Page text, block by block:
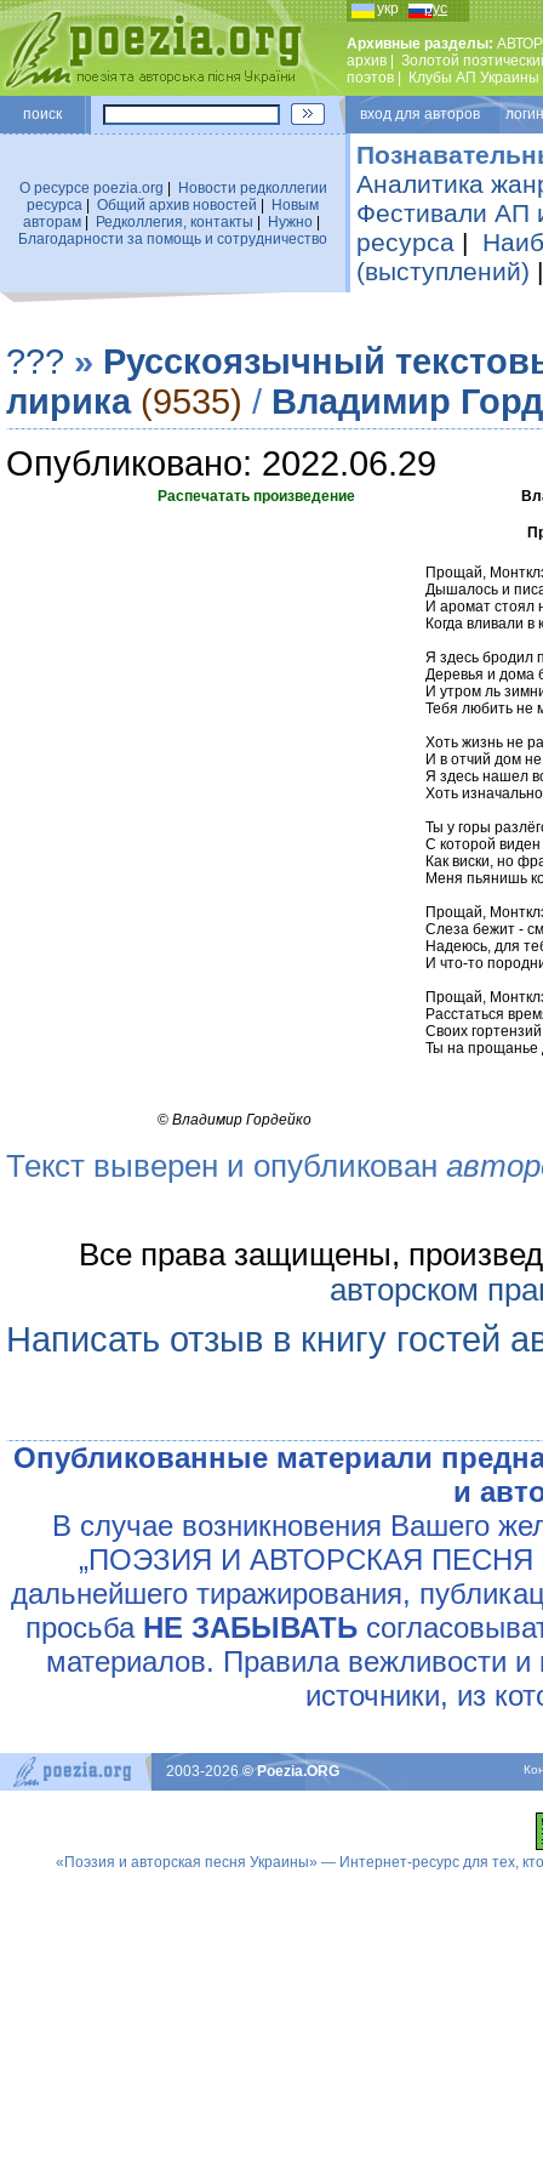
укр рус
Архивные разделы:
архив
Золотой
поэтов
Клубы АП Украины
поиск вход для авторов
О ресурсе poezia.org
Новости редколлегии
ресурса
Общий архив новостей
Новым
авторам| Редколлегия, контакты Нужно|
Благодарности за помощь и сотрудничество
Аналитика
Фестивали АП
ресурса |
(выступлений)
??? » Русскоязычный
лирика (9535) / Владимир
Опубликовано: 2022.06.29
Распечатать произведение
Прощай,
Дышалось и
И аромат стоял
Когда вливали
Я здесь бродил
Деревья и дома
И утром ль
Тебя любить не
Хоть жизнь не
И в отчий дом
Я здесь нашел
Хоть
Ты у горы
С которой
Как виски, но
Меня пьянишь
Прощай,
Слеза бежит -
Надеюсь, для
И что-то
Прощай,
Расстаться
Своих
Ты на прощанье
© Владимир Гордейко
Текст выверен и опубликован
Все права защищены,
авторском
Написать отзыв в книгу гостей
Опубликованные материали
и
В случае возникновения Вашего
„ПОЭЗИЯ И АВТОРСКАЯ ПЕСНЯ
дальнейшего тиражирования,
просьба НЕ ЗАБЫВАТЬ
материалов. Правила вежливости и
источники, из
2003-2026© Poezia.ORG
«Поэзия и авторская песня Украины» — Интернет-ресурс для тех,